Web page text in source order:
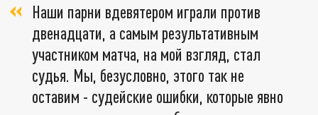
Наши парни вдевятером играли против
двенадцати, а самым результативным
участником матча, на мой взгляд, стал
судья. Мы, безусловно, этого так не
оставим - судейские ошибки, которые явно